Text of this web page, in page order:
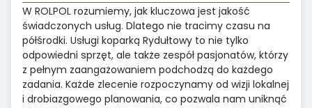
W ROLPOL rozumiemy, jak kluczowa jest jakość
świadczonych usług. Dlatego nie tracimy czasu na
półśrodki. Usługi koparką Rydułtowy to nie tylko
odpowiedni sprzęt, ale także zespół pasjonatów, którzy
z pełnym zaangażowaniem podchodzą do każdego
zadania. Każde zlecenie rozpoczynamy od wizji lokalnej
i drobiazgowego planowania, co pozwala nam uniknąć